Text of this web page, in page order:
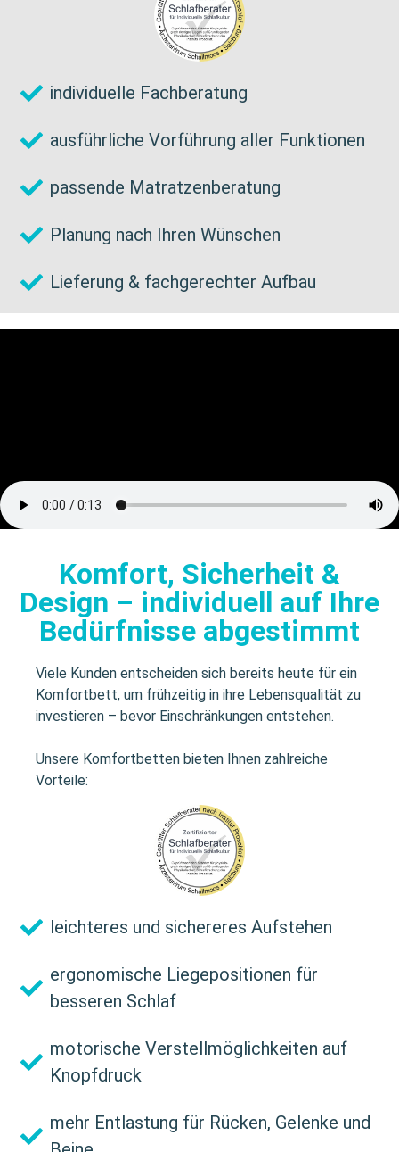
individuelle Fachberatung
ausführliche Vorführung aller Funktionen
passende Matratzenberatung
Planung nach Ihren Wünschen
Lieferung & fachgerechter Aufbau
Komfort, Sicherheit &
Design – individuell auf Ihre
Bedürfnisse abgestimmt
Viele Kunden entscheiden sich bereits heute für ein
Komfortbett, um frühzeitig in ihre Lebensqualität zu
investieren – bevor Einschränkungen entstehen.
Unsere Komfortbetten bieten Ihnen zahlreiche
Vorteile:
leichteres und sichereres Aufstehen
ergonomische Liegepositionen für
besseren Schlaf
motorische Verstellmöglichkeiten auf
Knopfdruck
mehr Entlastung für Rücken, Gelenke und